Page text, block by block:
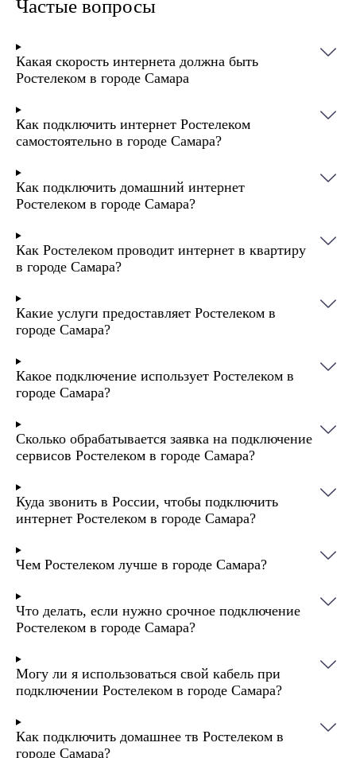
Частые вопросы
Какая скорость интернета должна быть
Ростелеком в городе Самара
Как подключить интернет Ростелеком
самостоятельно в городе Самара?
Как подключить домашний интернет
Ростелеком в городе Самара?
Как Ростелеком проводит интернет в квартиру
в городе Самара?
Какие услуги предоставляет Ростелеком в
городе Самара?
Какое подключение использует Ростелеком в
городе Самара?
Сколько обрабатывается заявка на подключение
сервисов Ростелеком в городе Самара?
Куда звонить в России, чтобы подключить
интернет Ростелеком в городе Самара?
Чем Ростелеком лучше в городе Самара?
Что делать, если нужно срочное подключение
Ростелеком в городе Самара?
Могу ли я использоваться свой кабель при
подключении Ростелеком в городе Самара?
Как подключить домашнее тв Ростелеком в
городе Самара?